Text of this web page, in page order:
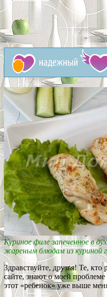
Куриное филе запеченное в
жареным блюдам из куриной
Здравствуйте, друзья! Те, кто
сайте, знают о моей
этот «ребенок» уже выше